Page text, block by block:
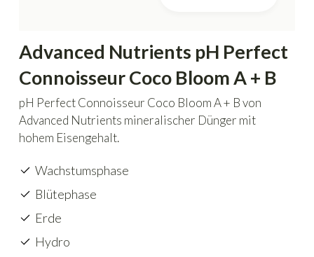
Advanced Nutrients pH Perfect
Connoisseur Coco Bloom A + B
pH Perfect Connoisseur Coco Bloom A + B von
Advanced Nutrients mineralischer Dünger mit
hohem Eisengehalt.
Wachstumsphase
Blütephase
Erde
Hydro